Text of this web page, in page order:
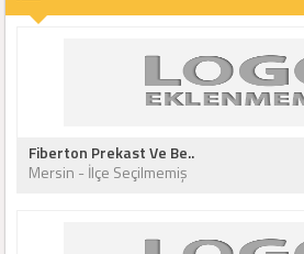
Fiberton Prekast Ve Be..
Mersin - İlçe Seçilmemiş